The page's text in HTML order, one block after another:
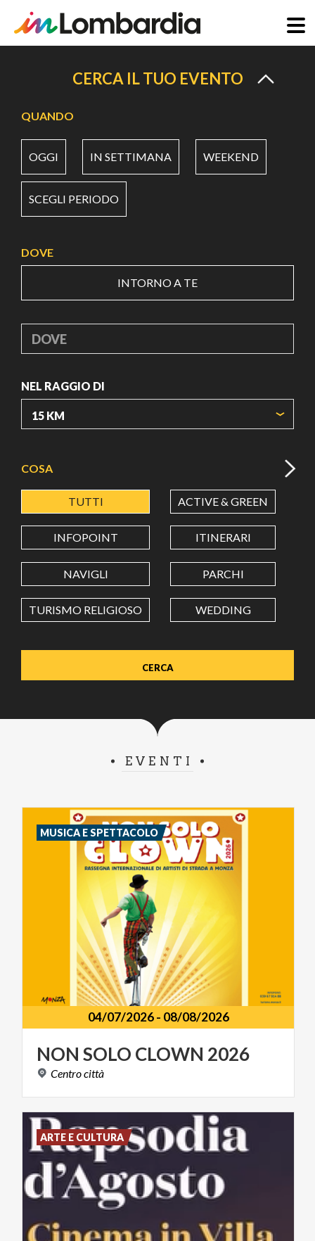
principale
CERCA IL TUO EVENTO
QUANDO
OGGI IN SETTIMANA WEEKEND
SCEGLI PERIODO
DOVE
INTORNO A TE
DOVE
NEL RAGGIO DI
LATITUDINE
LONGITUDINE
Value in decimal degrees. Use dot (.) as decimal separator.
COSA
TUTTI ACTIVE & GREEN
INFOPOINT ITINERARI
NAVIGLI PARCHI
TURISMO RELIGIOSO WEDDING
EVENTI
04/07/2026- 08/08/2026
NON SOLO CLOWN 2026
Centrocittà
MUSICA E SPETTACOLO
ARTE E CULTURA